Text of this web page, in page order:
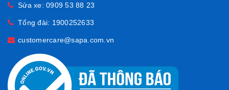
Sửa xe: 0909 53 88 23
Tổng đài: 1900252633
customercare@sapa.com.vn